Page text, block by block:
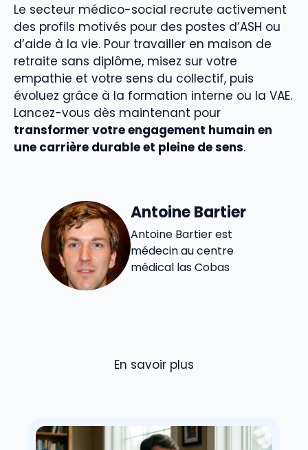
Le secteur médico-social recrute activement
des profils motivés pour des postes d’ASH ou
d’aide à la vie. Pour travailler en maison de
retraite sans diplôme, misez sur votre
empathie et votre sens du collectif, puis
évoluez grâce à la formation interne ou la VAE.
Lancez-vous dès maintenant pour
transformer votre engagement humain en
une carrière durable et pleine de sens.
Antoine Bartier
Antoine Bartier est
médecin au centre
médical las Cobas
En savoir plus